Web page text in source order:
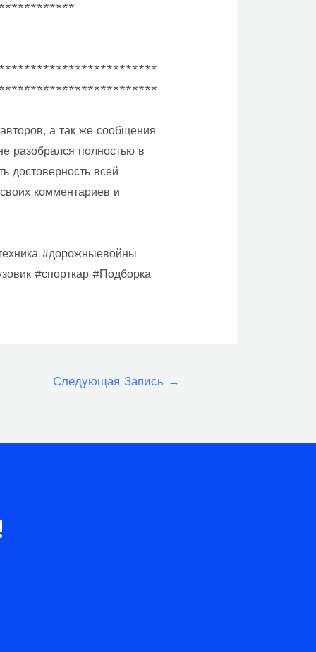
а так же сообщения
разобрался полностью в
достоверность всей
комментариев и
#дорожныевойны
#спорткар #Подборка
Следующая Запись →